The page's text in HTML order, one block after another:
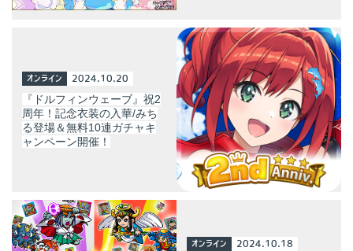
オンライン 2024.10.20
『ドルフィンウェーブ』祝2
周年！記念衣装の入華/みち
る登場＆無料10連ガチャキ
ャンペーン開催！
オンライン 2024.10.18